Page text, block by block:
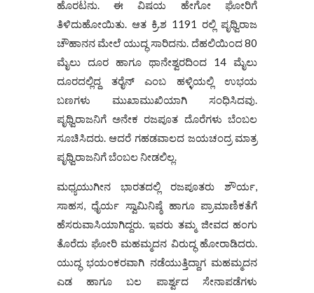
ಹೊರಟನು. ಈ ವಿಷಯ ಹೇಗೋ ಘೋರಿಗೆ
ತಿಳಿದುಹೋಯಿತು. ಆತ ಕ್ರಿ.ಶ 1191 ರಲ್ಲಿ ಪೃಥ್ವಿರಾಜ
ಚೌಹಾನನ ಮೇಲೆ ಯುದ್ಧ ಸಾರಿದನು. ದೆಹಲಿಯಿಂದ 80
ಮೈಲು ದೂರ ಹಾಗೂ ಥಾನೇಶ್ವರದಿಂದ 14 ಮೈಲು
ದೂರದಲ್ಲಿದ್ದ ತರೈನ್ ಎಂಬ ಹಳ್ಳಿಯಲ್ಲಿ ಉಭಯ
ಬಣಗಳು ಮುಖಾಮುಖಿಯಾಗಿ ಸಂಧಿಸಿದವು.
ಪೃಥ್ವಿರಾಜನಿಗೆ ಅನೇಕ ರಜಪೂತ ದೊರೆಗಳು ಬೆಂಬಲ
ಸೂಚಿಸಿದರು. ಆದರೆ ಗಹಡವಾಲದ ಜಯಚಂದ್ರ ಮಾತ್ರ
ಪೃಥ್ವಿರಾಜನಿಗೆ ಬೆಂಬಲ ನೀಡಲಿಲ್ಲ.
ಮಧ್ಯಯುಗೀನ ಭಾರತದಲ್ಲಿ ರಜಪೂತರು ಶೌರ್ಯ,
ಸಾಹಸ, ಧೈರ್ಯ ಸ್ವಾಮಿನಿಷ್ಠೆ ಹಾಗೂ ಪ್ರಾಮಾಣಿಕತೆಗೆ
ಹೆಸರುವಾಸಿಯಾಗಿದ್ದರು. ಇವರು ತಮ್ಮ ಜೀವದ ಹಂಗು
ತೊರೆದು ಘೋರಿ ಮಹಮ್ಮದನ ವಿರುದ್ಧ ಹೋರಾಡಿದರು.
ಯುದ್ಧ ಭಯಂಕರವಾಗಿ ನಡೆಯುತ್ತಿದ್ದಾಗ ಮಹಮ್ಮದನ
ಎಡ ಹಾಗೂ ಬಲ ಪಾರ್ಶ್ವದ ಸೇನಾಪಡೆಗಳು